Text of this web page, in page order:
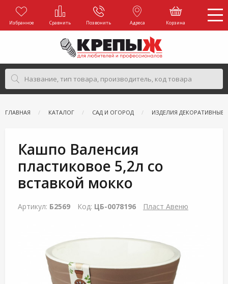
Избранное Сравнить Позвонить Адреса Корзина
ГЛАВНАЯ КАТАЛОГ САД И ОГОРОД ИЗДЕЛИЯ ДЕКОРАТИВНЫЕ
Кашпо Валенсия
пластиковое 5,2л со
вставкой мокко
Артикул: Б2569 Код: ЦБ-0078196 Пласт Авеню